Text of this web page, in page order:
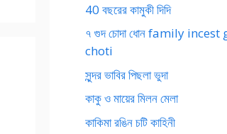
40 বছরের কামুকী দিদি
৭ গুদ চোদা ধোন family
choti
সুন্দর ভাবির পিছলা ভুদা
কাকু ও মায়ের মিলন মেলা
কাকিমা রঙিন চটি কাহিনী